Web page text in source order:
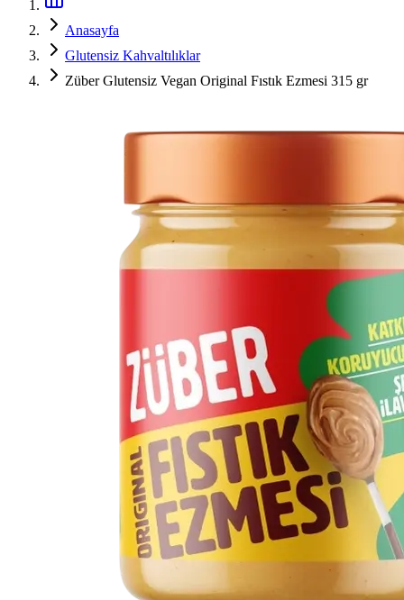
Anasayfa
Glutensiz Kahvaltılıklar
Züber Glutensiz Vegan Original Fıstık Ezmesi 315 gr